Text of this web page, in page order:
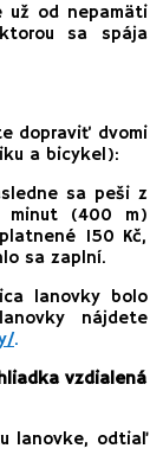
už od nepamäti
sa spája
dopraviť dvomi
a bicykel):
sa peši z
minut (400 m)
150 Kč,
sa zaplní.
lanovky bolo
nájdete
.
vzdialená
lanovke, odtiaľ